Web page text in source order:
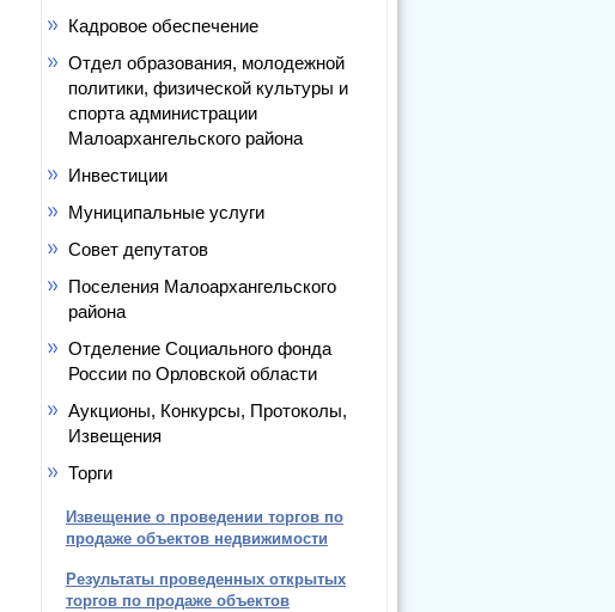
Кадровое обеспечение
Отдел образования, молодежной
политики, физической культуры и
спорта администрации
Малоархангельского района
Инвестиции
Муниципальные услуги
Совет депутатов
Поселения Малоархангельского
района
Отделение Социального фонда
России по Орловской области
Аукционы, Конкурсы, Протоколы,
Извещения
Торги
Извещение о проведении торгов по
продаже объектов недвижимости
Результаты проведенных открытых
торгов по продаже объектов